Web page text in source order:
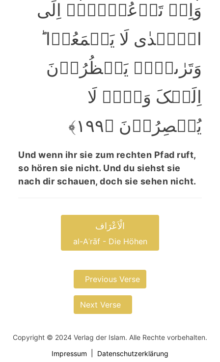
وَاِنۡ تَدۡعُوۡہُمۡ اِلَی
الۡہُدٰی لَا یَسۡمَعُوۡا ؕ
وَتَرٰٮہُمۡ یَنۡظُرُوۡنَ
اِلَیۡکَ وَہُمۡ لَا
یُبۡصِرُوۡنَ ﴿۱۹۹﴾
Und wenn ihr sie zum rechten Pfad ruft,
so hören sie nicht. Und du siehst sie
nach dir schauen, doch sie sehen nicht.
الْاَعْرَاف
al-Aʿrāf - Die Höhen
Previous Verse
Next Verse
Copyright © 2024 Verlag der Islam. Alle Rechte vorbehalten.
Impressum
Datenschutzerklärung